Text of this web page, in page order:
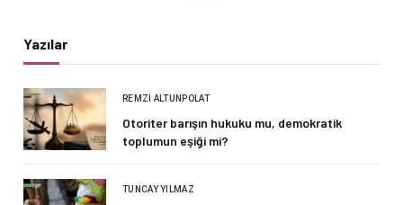
Yazılar
REMZI ALTUNPOLAT
Otoriter barışın hukuku mu, demokratik
toplumun eşiği mi?
TUNCAY YILMAZ